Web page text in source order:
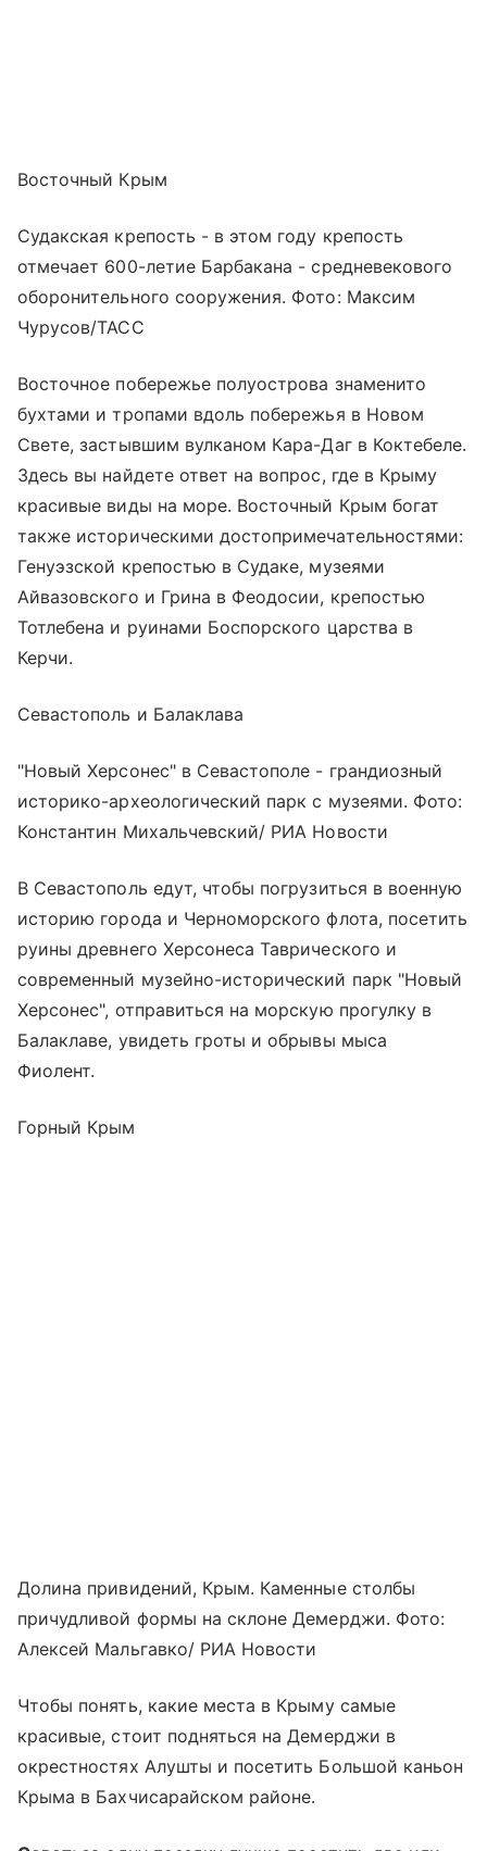
Восточный Крым
Судакская крепость - в этом году крепость
отмечает 600-летие Барбакана - средневекового
оборонительного сооружения. Фото: Максим
Чурусов/ТАСС
Восточное побережье полуострова знаменито
бухтами и тропами вдоль побережья в Новом
Свете, застывшим вулканом Кара-Даг в Коктебеле.
Здесь вы найдете ответ на вопрос, где в Крыму
красивые виды на море. Восточный Крым богат
также историческими достопримечательностями:
Генуэзской крепостью в Судаке, музеями
Айвазовского и Грина в Феодосии, крепостью
Тотлебена и руинами Боспорского царства в
Керчи.
Севастополь и Балаклава
"Новый Херсонес" в Севастополе - грандиозный
историко-археологический парк с музеями. Фото:
Константин Михальчевский/ РИА Новости
В Севастополь едут, чтобы погрузиться в военную
историю города и Черноморского флота, посетить
руины древнего Херсонеса Таврического и
современный музейно-исторический парк "Новый
Херсонес", отправиться на морскую прогулку в
Балаклаве, увидеть гроты и обрывы мыса
Фиолент.
Горный Крым
Долина привидений, Крым. Каменные столбы
причудливой формы на склоне Демерджи. Фото:
Алексей Мальгавко/ РИА Новости
Чтобы понять, какие места в Крыму самые
красивые, стоит подняться на Демерджи в
окрестностях Алушты и посетить Большой каньон
Крыма в Бахчисарайском районе.